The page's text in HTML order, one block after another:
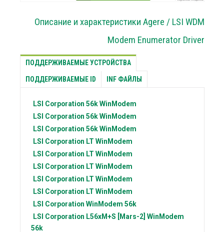
Описание и характеристики Agere / LSI WDM
Modem Enumerator Driver
ПОДДЕРЖИВАЕМЫЕ УСТРОЙСТВА
ПОДДЕРЖИВАЕМЫЕ ID INF ФАЙЛЫ
LSI Corporation 56k WinModem
LSI Corporation 56k WinModem
LSI Corporation 56k WinModem
LSI Corporation LT WinModem
LSI Corporation LT WinModem
LSI Corporation LT WinModem
LSI Corporation LT WinModem
LSI Corporation LT WinModem
LSI Corporation WinModem 56k
LSI Corporation L56xM+S [Mars-2] WinModem
56k